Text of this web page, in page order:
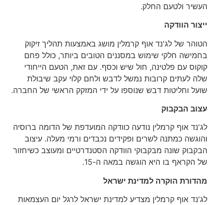
העשיר ולטעם החלק.
ייצור הוודקה
הטוהר של לג'נד אוף קרמלין מושג באמצעות תהליך זיקוק
בחמישה חלקי שימוש במסננים הטובים ביותר, כולל פחם
קוקוס עם פלטינה, חול שיש וכסף. עם זאת, הטעם הייחודי
שלה לעתים קרובות נמשל לדבש ולחם קלוי עקב שיבולת
שועל וחליטות דבש שנוספו על ידי המזקק הראשי של החברה.
עצוב הבקבוק
לג'נד אוף קרמלין נודעה כוודקה המועדפת של הדומה ברוסיה
והוגשה כמתנה לשרים ופקידים נכבדים ורמי מעלה. עיצוב
הבקבוק שונה מבקבוקי הוודקה הסטנדרטיים ומעוצב כשיחזור
של הקראף בו היא הוגשה במאה ה-15.
מהדורת הוקרה למדינת ישראל
לג'נד אוף קרמלין מצדיע למדינת ישראל לרגל יום העצמאות